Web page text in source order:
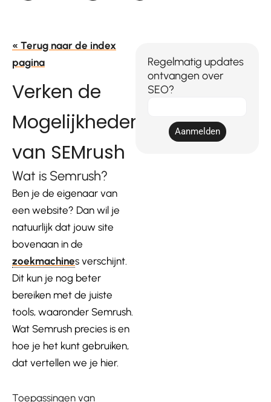
« Terug naar de index
pagina
Verken de
Mogelijkheden
van SEMrush
Wat is Semrush?
Ben je de eigenaar van
een website? Dan wil je
natuurlijk dat jouw site
bovenaan in de
zoekmachines verschijnt.
Dit kun je nog beter
bereiken met de juiste
tools, waaronder Semrush.
Wat Semrush precies is en
hoe je het kunt gebruiken,
dat vertellen we je hier.
Toepassingen van
Regelmatig updates
ontvangen over
SEO?
Aanmelden